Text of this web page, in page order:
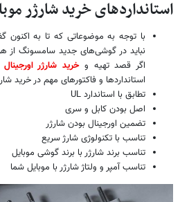
استانداردهای خرید شارژر
با توجه به موضوعاتی که تا به اکنون
نباید در گوشی‌های جدید سامسونگ از هر
اگر قصد تهیه وخرید شارژر
استانداردها و فاکتورهای مهم در خرید
تطابق با استاندارد UL
اصل بودن کابل و سری
تضمین اورجینال بودن شارژر
تناسب با تکنولوژی شارژ سریع
تناسب برند شارژر با برند گوشی موبایل
تناسب آمپر و ولتاژ شارژر با موبایل شما